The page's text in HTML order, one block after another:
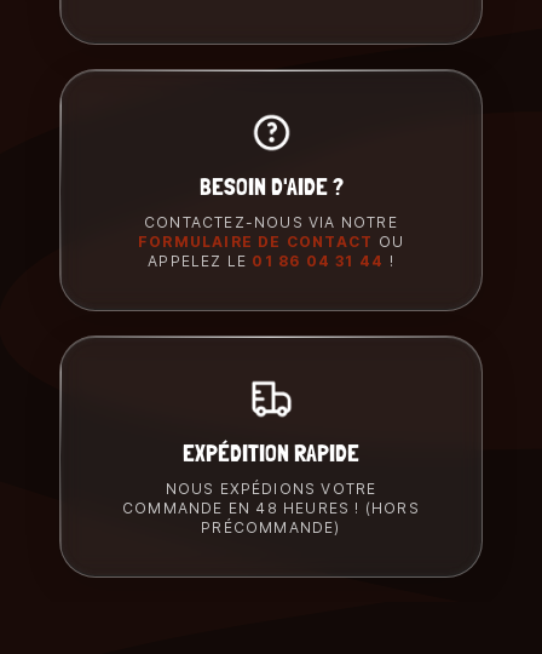
BESOIN D'AIDE ?
CONTACTEZ-NOUS VIA NOTRE
FORMULAIRE DE CONTACT OU
APPELEZ LE 01 86 04 31 44 !
EXPÉDITION RAPIDE
NOUS EXPÉDIONS VOTRE
COMMANDE EN 48 HEURES ! (HORS
PRÉCOMMANDE)